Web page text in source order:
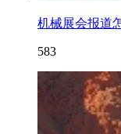
机械展会报道
583